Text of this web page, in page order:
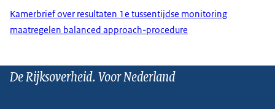
Kamerbrief over resultaten 1e tussentijdse monitoring
maatregelen balanced approach-procedure
De Rijksoverheid. Voor Nederland